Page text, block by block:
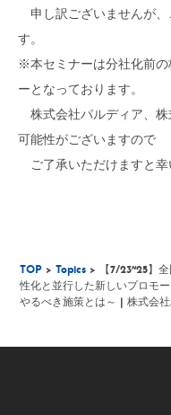
申し訳ございませんが、
す。
※本セミナーは分社化前
ーとなっております。
株式会社パルディア、株
可能性がございますので
ご了承いただけますと幸
TOP >Topics > 【7/23~25】
性化と並行した新しいプロモ
やるべき施策とは～ | 株式会